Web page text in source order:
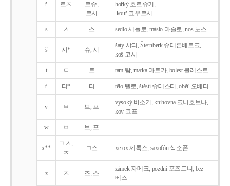
ř 르ㅈ
르슈,
르시
hořký 호르슈키,
kouř 코우르시
s ㅅ 스 sedlo 세들로, máslo 마슬로, nos 노스
š 시* 슈, 시
šaty 샤티, Šternberk 슈테른베르크,
koš 코시
t ㅌ 트 tam 탐, matka 마트카, bolest 볼레스트
t' 티* 티 tělo 텔로, štěstí 슈테스티, obět' 오베티
v ㅂ 브, 프
vysoký 비소키, knihovna 크니호브나,
kov 코프
w ㅂ 브, 프
x**
ㄱㅅ,
ㅈ
ㄱ스 xerox 제록스, saxofón 삭소폰
z ㅈ 즈, 스
zámek 자메크, pozdní 포즈드니, bez
베스